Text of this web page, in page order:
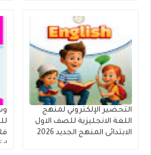
التحضير الإلكتروني لمنهج
اللغة الانجليزية للصف الاول
الابتدائى المنهج الجديد 2026